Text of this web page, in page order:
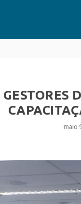
GESTORES
maio